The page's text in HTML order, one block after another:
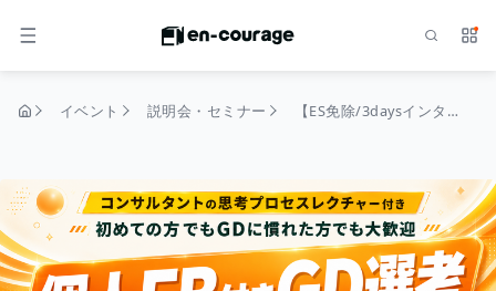
メニュー サ
イベント 説明会・セミナー 【ES免除/3daysインターンシップ直結】個人FB・コンサルタントの思考プロセス講座付きで選考突破率大幅UPを目指すGD選考会